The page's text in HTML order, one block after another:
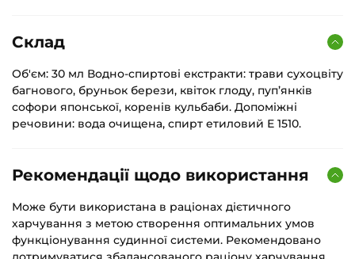
Склад
Об'єм: 30 мл Водно-спиртові екстракти: трави сухоцвіту
багнового, бруньок берези, квіток глоду, пуп’янків
софори японської, коренів кульбаби. Допоміжні
речовини: вода очищена, спирт етиловий Е 1510.
Рекомендації щодо використання
Може бути використана в раціонах дієтичного
харчування з метою створення оптимальних умов
функціонування судинної системи. Рекомендовано